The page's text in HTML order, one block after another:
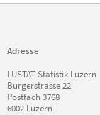
Adresse
LUSTAT Statistik Luzern
Burgerstrasse 22
Postfach 3768
6002 Luzern